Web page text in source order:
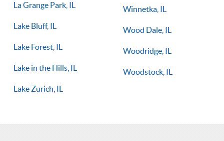
La Grange Park, IL
Lake Bluff, IL
Lake Forest, IL
Lake in the Hills, IL
Lake Zurich, IL
Winnetka, IL
Wood Dale, IL
Woodridge, IL
Woodstock, IL